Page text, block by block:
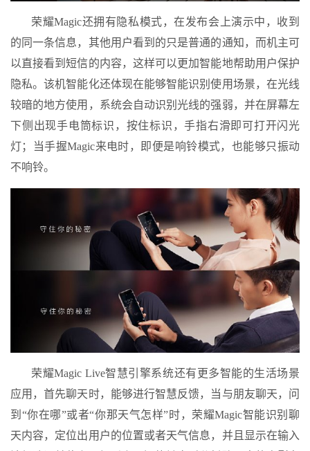
荣耀Magic还拥有隐私模式，在发布会上演示中，收到
的同一条信息，其他用户看到的只是普通的通知，而机主可
以直接看到短信的内容，这样可以更加智能地帮助用户保护
隐私。该机智能化还体现在能够智能识别使用场景，在光线
较暗的地方使用，系统会自动识别光线的强弱，并在屏幕左
下侧出现手电筒标识，按住标识，手指右滑即可打开闪光
灯；当手握Magic来电时，即便是响铃模式，也能够只振动
不响铃。
荣耀Magic Live智慧引擎系统还有更多智能的生活场景
应用，首先聊天时，能够进行智慧反馈，当与朋友聊天，问
到“你在哪”或者“你那天气怎样”时，荣耀Magic智能识别聊
天内容，定位出用户的位置或者天气信息，并且显示在输入